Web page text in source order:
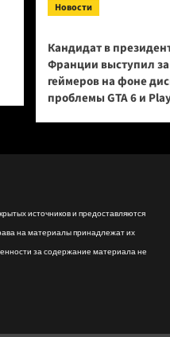
Новости
Кандидат в
Франции выступил
геймеров на фоне
проблемы GTA 6 и
источников и предоставляются
на материалы принадлежат их
за содержание материала не